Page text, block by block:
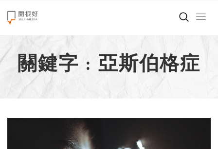
來點正能量
世界在想什麼
創造美好生活
職場商業經濟
關鍵字 : 亞斯伯格症